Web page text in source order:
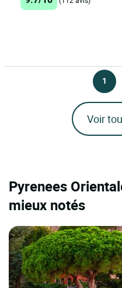
1
Voir
Pyrenees
mieux notés